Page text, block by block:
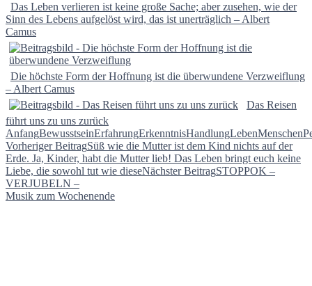
Das Leben verlieren ist keine große Sache; aber zusehen, wie der
Sinn des Lebens aufgelöst wird, das ist unerträglich – Albert
Camus
Die höchste Form der Hoffnung ist die überwundene Verzweiflung
– Albert Camus
Das Reisen
führt uns zu uns zurück
AnfangBewusstseinErfahrungErkenntnisHandlungLebenMenschen
Beitragsnavigation
Vorheriger BeitragSüß wie die Mutter ist dem Kind nichts auf der
Erde. Ja, Kinder, habt die Mutter lieb! Das Leben bringt euch keine
Liebe, die sowohl tut wie dieseNächster BeitragSTOPPOK –
VERJUBELN –
Musik zum Wochenende